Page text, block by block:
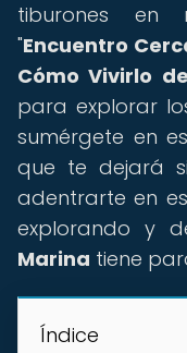
tiburones en
"Encuentro
Cómo Vivirlo
para explorar
sumérgete en
que te dejará
adentrarte en
explorando y
Marina tiene
Índice